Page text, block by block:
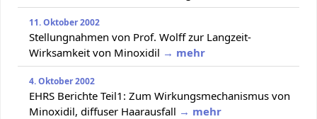
11. Oktober 2002
Stellungnahmen von Prof. Wolff zur Langzeit-
Wirksamkeit von Minoxidil → mehr
4. Oktober 2002
EHRS Berichte Teil1: Zum Wirkungsmechanismus von
Minoxidil, diffuser Haarausfall → mehr